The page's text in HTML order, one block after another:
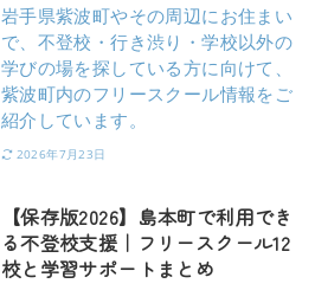
岩手県紫波町やその周辺にお住まい
で、不登校・行き渋り・学校以外の
学びの場を探している方に向けて、
紫波町内のフリースクール情報をご
紹介しています。
2026年7月23日
【保存版2026】島本町で利用でき
る不登校支援｜フリースクール12
校と学習サポートまとめ